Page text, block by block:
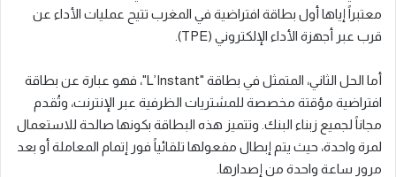
معتبراً إياها أول بطاقة افتراضية في المغرب تتيح عمليات الأداء عن
قرب عبر أجهزة الأداء الإلكتروني (TPE).
أما الحل الثاني، المتمثل في بطاقة "L’Instant"، فهو عبارة عن بطاقة
افتراضية مؤقتة مخصصة للمشتريات الظرفية عبر الإنترنت، وتُقدم
مجاناً لجميع زبناء البنك. وتتميز هذه البطاقة بكونها صالحة للاستعمال
لمرة واحدة، حيث يتم إبطال مفعولها تلقائياً فور إتمام المعاملة أو بعد
مرور ساعة واحدة من إصدارها.